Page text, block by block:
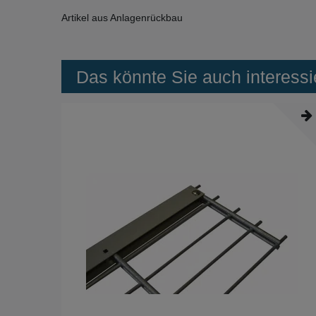
Artikel aus Anlagenrückbau
Das könnte Sie auch